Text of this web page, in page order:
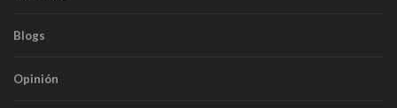
Blogs
Opinión